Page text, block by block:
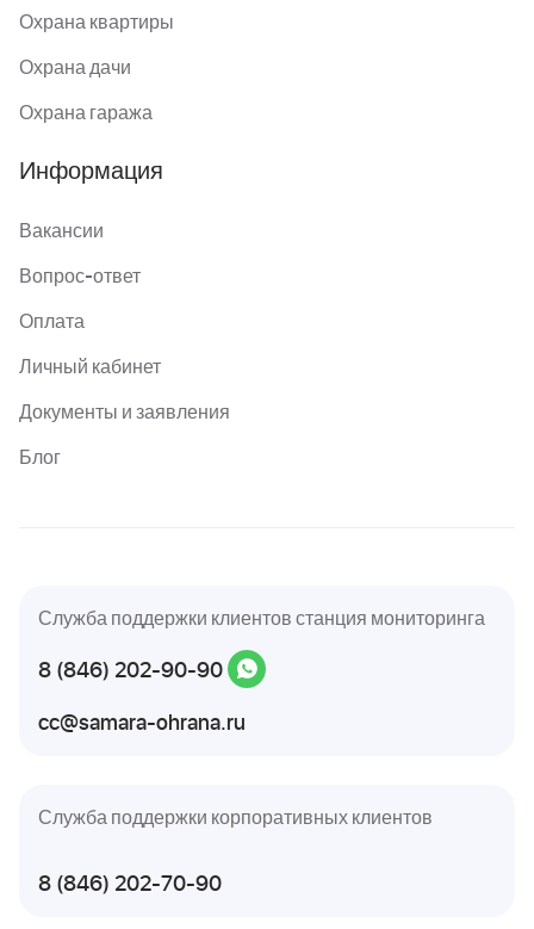
Охрана квартиры
Охрана дачи
Охрана гаража
Информация
Вакансии
Вопрос-ответ
Оплата
Личный кабинет
Документы и заявления
Блог
Служба поддержки клиентов станция мониторинга
8 (846) 202-90-90
cc@samara-ohrana.ru
Служба поддержки корпоративных клиентов
8 (846) 202-70-90